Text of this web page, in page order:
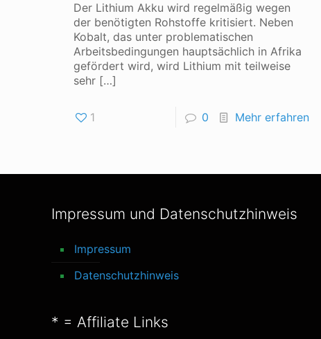
Der Lithium Akku wird regelmäßig wegen
der benötigten Rohstoffe kritisiert. Neben
Kobalt, das unter problematischen
Arbeitsbedingungen hauptsächlich in Afrika
gefördert wird, wird Lithium mit teilweise
sehr[…]
1 0 Mehr erfahren
Impressum und Datenschutzhinweis
Impressum
Datenschutzhinweis
* = Affiliate Links